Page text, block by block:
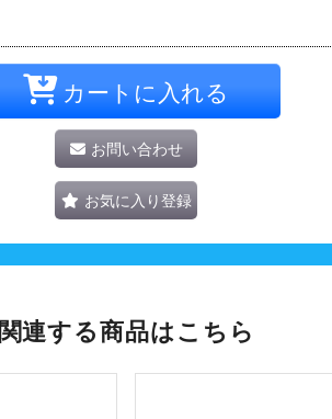
カートに入れる
お問い合わせ
お気に入り登録
関連する商品はこちら